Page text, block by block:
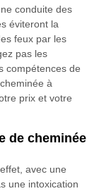
conduite des
éviteront la
feux par les
pas les
compétences de
à
prix et votre
de cheminée
avec une
une intoxication